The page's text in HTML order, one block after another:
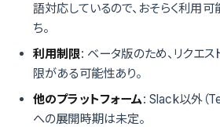
語対応しているので、おそらく利用
ち。
利用制限: ベータ版のため、リクエ
限がある可能性あり。
他のプラットフォーム: Slack以外（
への展開時期は未定。